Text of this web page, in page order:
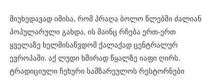
მიუხედავად იმისა, რომ პრაღა ბოლო წლებში ძალიან
პოპულარული გახდა, ის მაინც რჩება ერთ-ერთ
ყველაზე ხელმისაწვდომ ქალაქად ცენტრალურ
ევროპაში. აქ ლუდი ხშირად წყალზე იაფი ღირს.
ტრადიციული ჩეხური სამზარეულოს რესტორნები